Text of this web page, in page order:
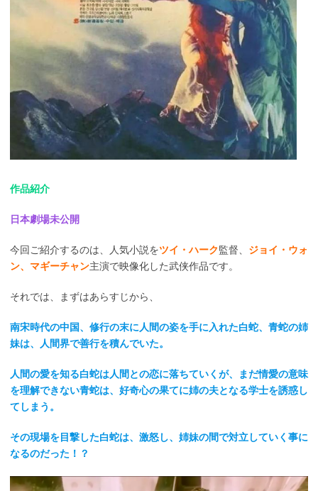
作品紹介
日本劇場未公開
今回ご紹介するのは、人気小説をツイ・ハーク監督、 ジョイ・ウォ
ン、マギーチャン主演で映像化した武侠作品です。
それでは、まずはあらすじから、
南宋時代の中国、修行の末に人間の姿を手に入れた白蛇、青蛇の姉
妹は、人間界で善行を積んでいた。
人間の愛を知る白蛇は人間との恋に落ちていくが、まだ情愛の意味
を理解できない青蛇は、好奇心の果てに姉の夫となる学士を誘惑し
てしまう。
その現場を目撃した白蛇は、激怒し、姉妹の間で対立していく事に
なるのだった！？